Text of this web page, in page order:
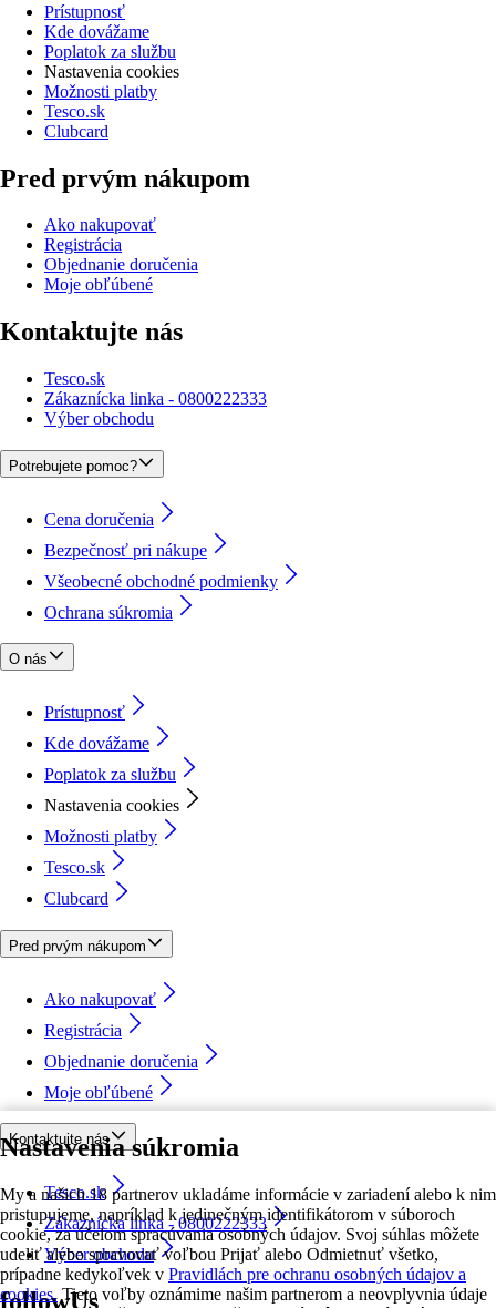
Nastavenia súkromia
My a našich 18 partnerov ukladáme informácie v zariadení alebo k nim
pristupujeme, napríklad k jedinečným identifikátorom v súboroch
cookie, za účelom spracúvania osobných údajov. Svoj súhlas môžete
udeliť alebo spravovať voľbou Prijať alebo Odmietnuť všetko,
prípadne kedykoľvek v Pravidlách pre ochranu osobných údajov a
cookies. Tieto voľby oznámime našim partnerom a neovplyvnia údaje
Prístupnosť
Kde dovážame
Poplatok za službu
Nastavenia cookies
Možnosti platby
Tesco.sk
Clubcard
Pred prvým nákupom
Ako nakupovať
Registrácia
Objednanie doručenia
Moje obľúbené
Kontaktujte nás
Tesco.sk
Zákaznícka linka - 0800222333
Výber obchodu
Potrebujete pomoc?
Cena doručenia
Bezpečnosť pri nákupe
Všeobecné obchodné podmienky
Ochrana súkromia
O nás
Prístupnosť
Kde dovážame
Poplatok za službu
Nastavenia cookies
Možnosti platby
Tesco.sk
Clubcard
Pred prvým nákupom
Ako nakupovať
Registrácia
Objednanie doručenia
Moje obľúbené
Kontaktujte nás
Tesco.sk
Zákaznícka linka - 0800222333
Výber obchodu
followUs